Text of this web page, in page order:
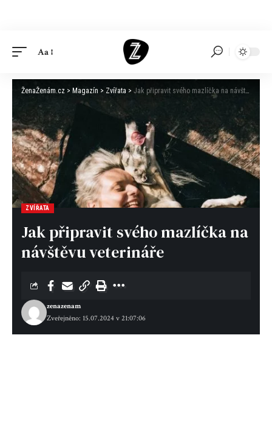
Aa
ŽenaŽenám.cz > Magazín > Zvířata > Jak připravit svého mazlíčka na návštěvu veterináře
ZVÍŘATA
Jak připravit svého mazlíčka na
návštěvu veterináře
Zveřejněno: 15.07.2024 v 21:07:06
zenazenam